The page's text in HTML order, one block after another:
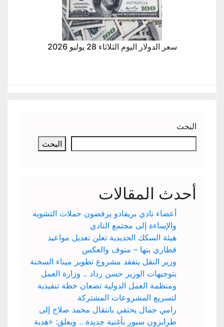
سعر الدولار اليوم الثلاثاء 28 يوليو 2026
البحث
البحث
أحدث المقالات
أعضاء نادي بريفادو يرفضون حملات التشويه
والإساءة إلى مجتمع النادي
هيئة السكك الحديدية تعلن تعديل مواعيد
قطاري بنها – منوف والعكس
وزير النقل يتفقد مشروع تطوير ميناء السخنة
بتوجيهات الوزير حسن رداد .. وزارة العمل
ومنظمة العمل الدولية تضعان خطة تنفيذية
لتسريع المشروعات المشتركة
رامي جمال يحتفي بانتقال محمد صلاح إلى
طرابزون سبور بأغنية جديدة .. ويعلق: «هدية